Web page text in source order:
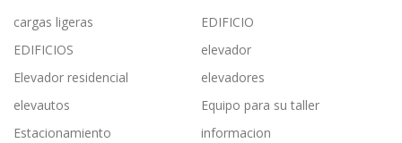
cargas ligeras
EDIFICIO
EDIFICIOS
elevador
Elevador residencial
elevadores
elevautos
Equipo para su taller
Estacionamiento
informacion